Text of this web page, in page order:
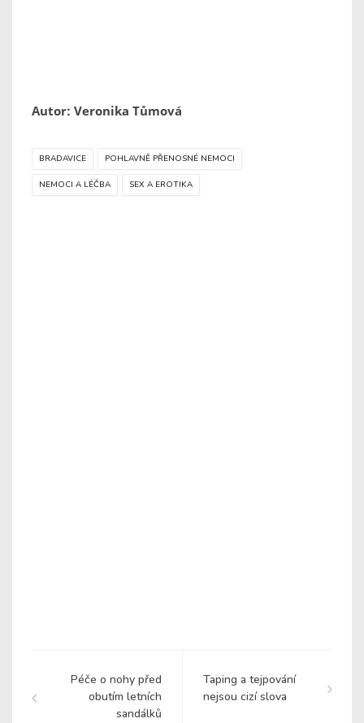
Autor: Veronika Tůmová
BRADAVICE POHLAVNĚ PŘENOSNÉ NEMOCI
NEMOCI A LÉČBA SEX A EROTIKA
Péče o nohy před
obutím letních
sandálků
Taping a tejpování
nejsou cizí slova